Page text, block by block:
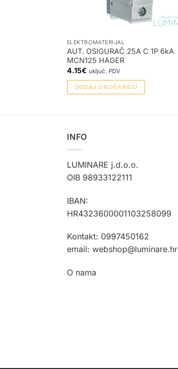
ELEKTROMATERIJAL
AUT. OSIGURAČ 25A C 1P 6kA
MCN125 HAGER
4.15€ uključ. PDV
DODAJ U KOŠARICU
INFO
LUMINARE j.d.o.o.
OIB 98933122111
IBAN:
HR4323600001103258099
Kontakt: 0997450162
email: webshop@luminare.hr
O nama